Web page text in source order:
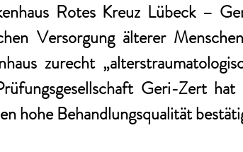
Rotes Kreuz Lübeck –
Versorgung älterer
zurecht
Geri-Zert
hohe Behandlungsqualität